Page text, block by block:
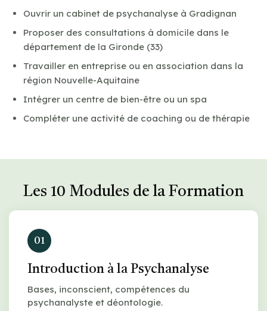
Ouvrir un cabinet de psychanalyse à Gradignan
Proposer des consultations à domicile dans le
département de la Gironde (33)
Travailler en entreprise ou en association dans la
région Nouvelle-Aquitaine
Intégrer un centre de bien-être ou un spa
Compléter une activité de coaching ou de thérapie
Les 10 Modules de la Formation
01
Introduction à la Psychanalyse
Bases, inconscient, compétences du
psychanalyste et déontologie.